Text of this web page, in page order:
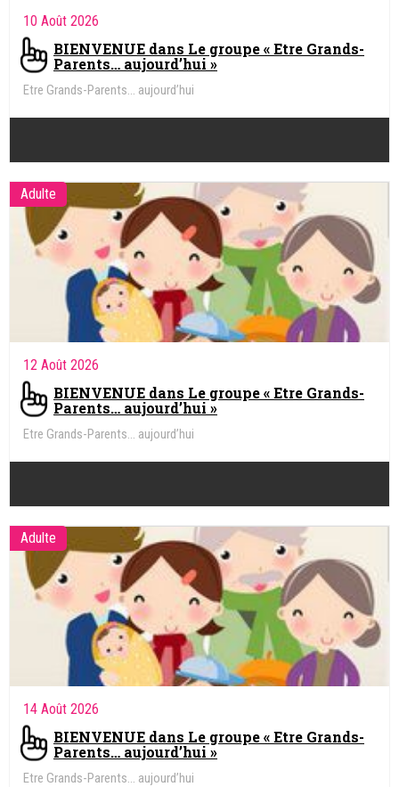
10 Août 2026
BIENVENUE dans Le groupe « Etre Grands-
Parents… aujourd’hui »
Etre Grands-Parents… aujourd’hui
Adulte
12 Août 2026
BIENVENUE dans Le groupe « Etre Grands-
Parents… aujourd’hui »
Etre Grands-Parents… aujourd’hui
Adulte
14 Août 2026
BIENVENUE dans Le groupe « Etre Grands-
Parents… aujourd’hui »
Etre Grands-Parents… aujourd’hui